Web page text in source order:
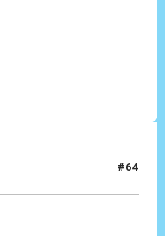
#64